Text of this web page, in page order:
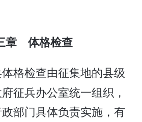
章 体格检查
格检查由征集地的县级
征兵办公室统一组织，
部门具体负责实施，有